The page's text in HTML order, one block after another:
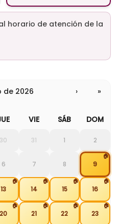
horario de atención de la
de 2026 › »
VIE SÁB DOM
30 31 1 2
6 7 8 9
🏠
13
🏠
14
🏠
15
🏠
16
🏠
20
🏠
21
🏠
22
🏠
23
🏠